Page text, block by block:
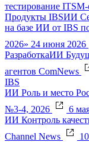
тестирование
Продукты IBSИИ
на базе ИИ от IBS
2026» 24 июня 2026
РазработкаИИ
агентов ComNews
IBS
ИИ Роль и место
№3-4, 2026
6
ИИ Контроль
Channel News